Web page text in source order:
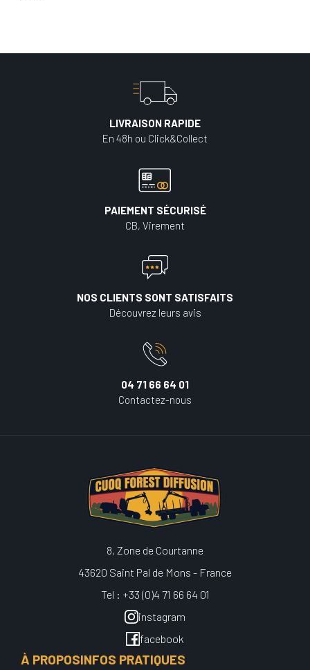
LIVRAISON RAPIDE
En 48h ou Click&Collect
PAIEMENT SÉCURISÉ
CB, Virement
NOS CLIENTS SONT SATISFAITS
Découvrez leurs avis
04 71 66 64 01
Contactez-nous
8, Zone de Courtanne
43620 Saint Pal de Mons - France
Tel : +33 (0)4 71 66 64 01
instagram
facebook
À PROPOSINFOS PRATIQUES